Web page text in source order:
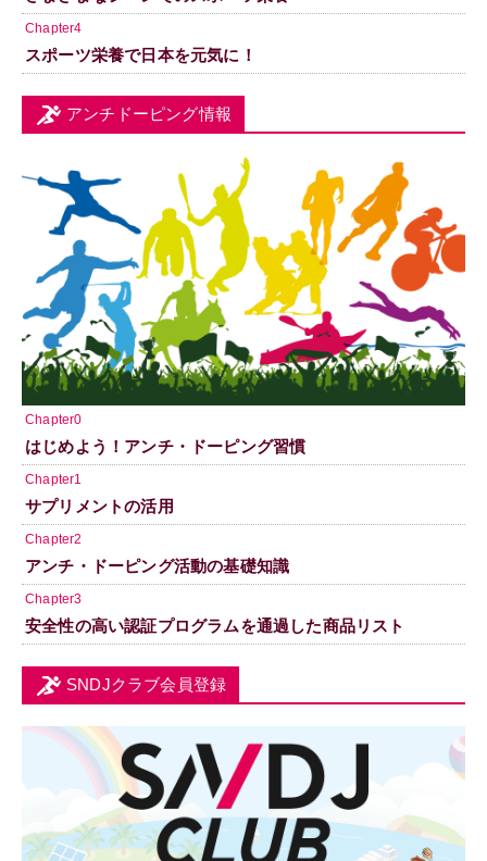
Chapter4
スポーツ栄養で日本を元気に！
アンチドーピング情報
Chapter0
はじめよう！アンチ・ドーピング習慣
Chapter1
サプリメントの活用
Chapter2
アンチ・ドーピング活動の基礎知識
Chapter3
安全性の高い認証プログラムを通過した商品リスト
SNDJクラブ会員登録